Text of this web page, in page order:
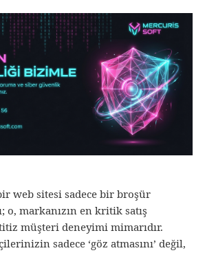
web sitesi sadece bir broşür
o, markanızın en kritik satış
müşteri deneyimi mimarıdır.
sadece ‘göz atmasını’ değil,